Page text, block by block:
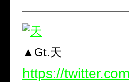
▲Gt.天
https://